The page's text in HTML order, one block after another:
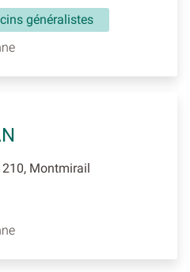
généralistes
Montmirail